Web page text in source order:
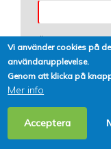
Önskad
Förfrågan
Vi använder cookies på
användarupplevelse.
Genom att klicka på
Mer info
Acceptera